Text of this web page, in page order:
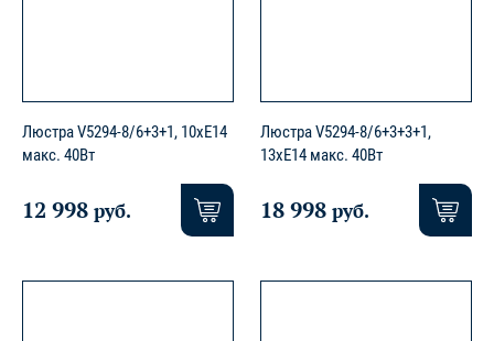
Люстра V5294-8/6+3+1, 10xE14
макс. 40Вт
12 998 руб.
Люстра V5294-8/6+3+3+1,
13xE14 макс. 40Вт
18 998 руб.